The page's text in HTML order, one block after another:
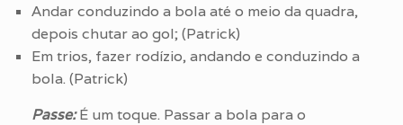
Andar conduzindo a bola até o meio da quadra,
depois chutar ao gol; (Patrick)
Em trios, fazer rodízio, andando e conduzindo a
bola. (Patrick)
Passe:É um toque. Passar a bola para o